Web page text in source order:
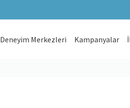
Deneyim Merkezleri Kampanyalar